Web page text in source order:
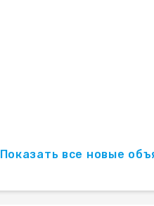
Показать все новые